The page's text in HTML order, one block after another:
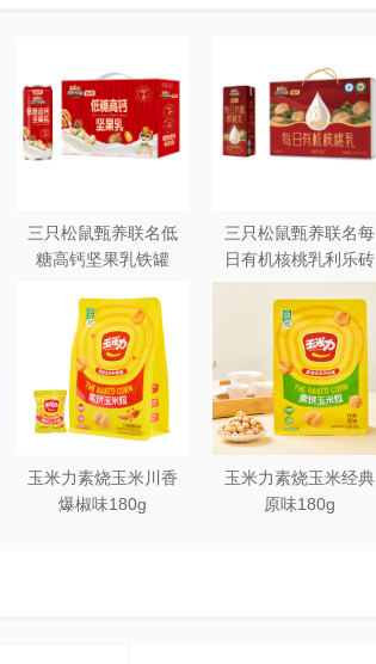
三只松鼠甄养联名低
糖高钙坚果乳铁罐
三只松鼠甄养联名每
日有机核桃乳利乐砖
250ml*12盒木盒装
玉米力素烧玉米川香
爆椒味180g
玉米力素烧玉米经典
原味180g